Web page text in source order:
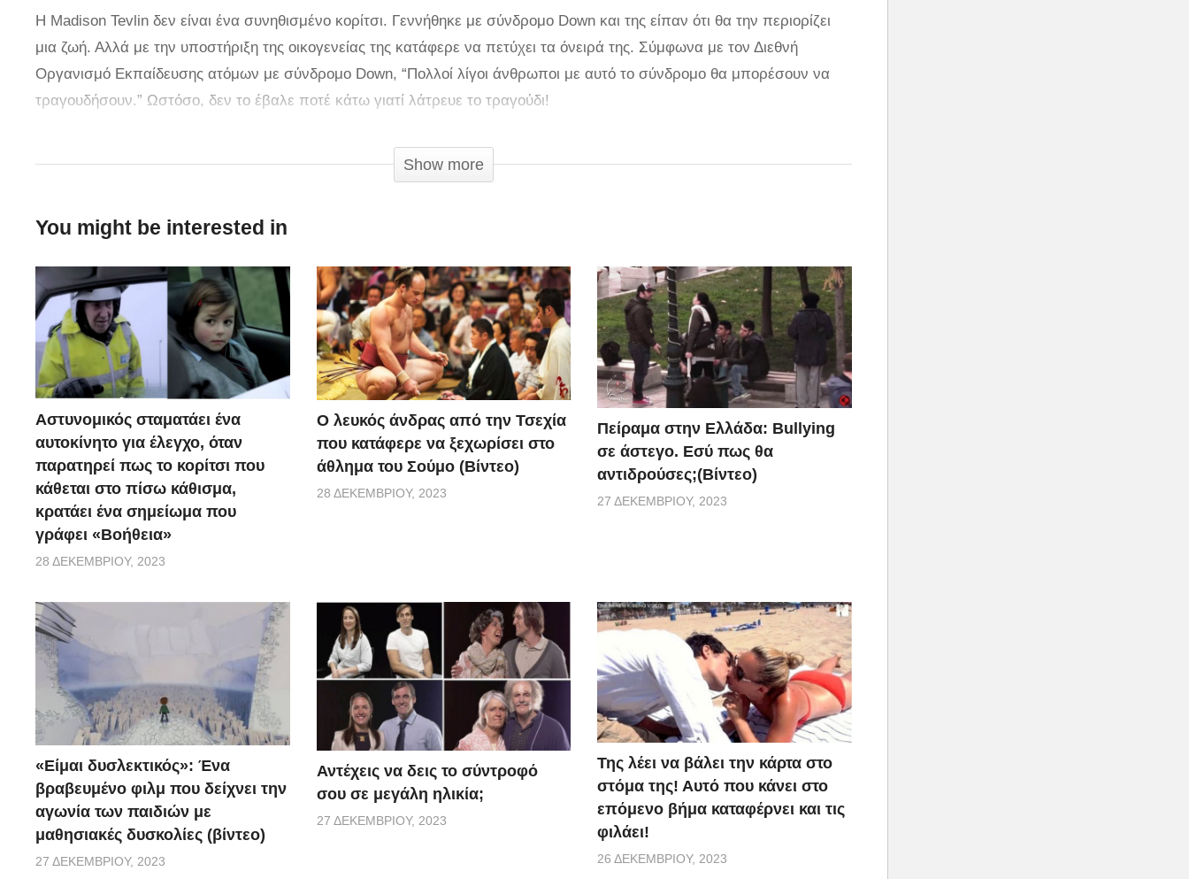
Η Madison Tevlin δεν είναι ένα συνηθισμένο κορίτσι. Γεννήθηκε με σύνδρομο Down και της είπαν ότι θα την περιορίζει
μια ζωή. Αλλά με την υποστήριξη της οικογενείας της κατάφερε να πετύχει τα όνειρά της. Σύμφωνα με τον Διεθνή
Οργανισμό Εκπαίδευσης ατόμων με σύνδρομο Down, “Πολλοί λίγοι άνθρωποι με αυτό το σύνδρομο θα μπορέσουν να
τραγουδήσουν.” Ωστόσο, δεν το έβαλε ποτέ κάτω γιατί λάτρευε το τραγούδι!
Χρειάζεται τη διπλάσια ενέργεια για να καταφέρει να χρησιμοποιήσει τη φωνή της, πόσο μάλλον να συντονιστεί σε μια
νότα. Επίσης, τα άτομα με σύνδρομο Down έχουν πολύ μπάσες φωνές και θέλει πολύ εξάσκηση για να καταφέρουν να
πως με θέληση όλα τα μπορούμε. Δείτε την να τραγουδάει και θα καταλάβετε!
Credit: jumblejoy.com
Show more
You might be interested in
Αστυνομικός σταματάει ένα
αυτοκίνητο για έλεγχο, όταν
παρατηρεί πως το κορίτσι που
κάθεται στο πίσω κάθισμα,
κρατάει ένα σημείωμα που
γράφει «Βοήθεια»
28 ΔΕΚΕΜΒΡΊΟΥ, 2023
Ο λευκός άνδρας από την Τσεχία
που κατάφερε να ξεχωρίσει στο
άθλημα του Σούμο (Βίντεο)
28 ΔΕΚΕΜΒΡΊΟΥ, 2023
Πείραμα στην Ελλάδα: Bullying
σε άστεγο. Εσύ πως θα
αντιδρούσες;(Βίντεο)
27 ΔΕΚΕΜΒΡΊΟΥ, 2023
«Είμαι δυσλεκτικός»: Ένα
βραβευμένο φιλμ που δείχνει την
αγωνία των παιδιών με
μαθησιακές δυσκολίες (βίντεο)
27 ΔΕΚΕΜΒΡΊΟΥ, 2023
Αντέχεις να δεις το σύντροφό
σου σε μεγάλη ηλικία;
27 ΔΕΚΕΜΒΡΊΟΥ, 2023
Της λέει να βάλει την κάρτα στο
στόμα της! Αυτό που κάνει στο
επόμενο βήμα καταφέρνει και τις
φιλάει!
26 ΔΕΚΕΜΒΡΊΟΥ, 2023